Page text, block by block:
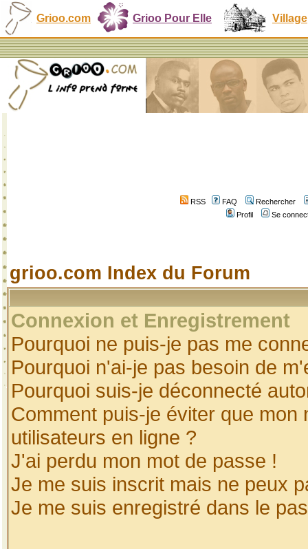
Grioo.com Grioo Pour Elle Village
RSS FAQ
Rechercher
Profil
Se
grioo.com Index du Forum
Connexion et Enregistrement
Pourquoi ne puis-je pas me
Pourquoi n'ai-je pas besoin de
Pourquoi suis-je déconnecté
Comment puis-je éviter que
utilisateurs en ligne ?
J'ai perdu mon mot de passe !
Je me suis inscrit mais ne peux
Je me suis enregistré dans le